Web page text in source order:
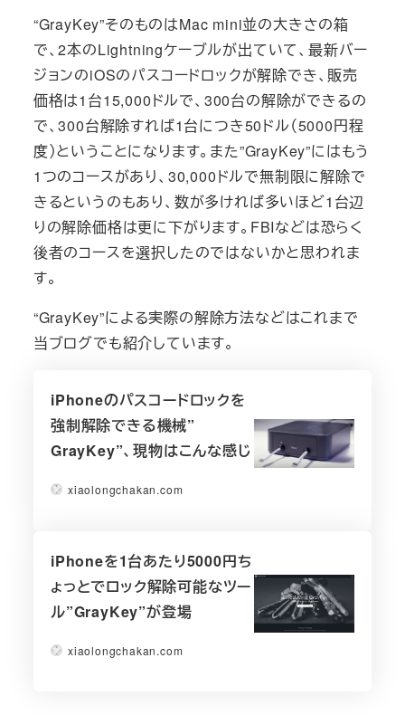
“GrayKey”そのものはMac mini並の大きさの箱
で、2本のLightningケーブルが出ていて、最新バー
ジョンのiOSのパスコードロックが解除でき、販売
価格は1台15,000ドルで、300台の解除ができるの
で、300台解除すれば1台につき50ドル（5000円程
度）ということになります。また”GrayKey”にはもう
1つのコースがあり、30,000ドルで無制限に解除で
きるというのもあり、数が多ければ多いほど1台辺
りの解除価格は更に下がります。FBIなどは恐らく
後者のコースを選択したのではないかと思われま
す。
“GrayKey”による実際の解除方法などはこれまで
当ブログでも紹介しています。
iPhoneのパスコードロックを
強制解除できる機械”
GrayKey”、現物はこんな感じ
xiaolongchakan.com
iPhoneを1台あたり5000円ち
ょっとでロック解除可能なツー
ル”GrayKey”が登場
xiaolongchakan.com